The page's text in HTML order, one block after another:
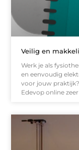
Veilig en
Werk je als
en eenvoudig
voor jouw
Edevop online zeer